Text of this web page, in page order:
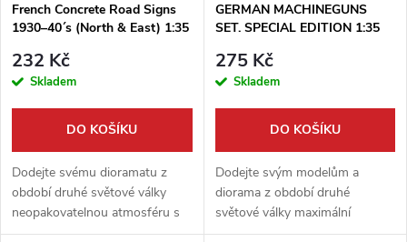
French Concrete Road Signs
1930–40´s (North & East) 1:35
232 Kč
Skladem
DO KOŠÍKU
Dodejte svému dioramatu z
období druhé světové války
neopakovatelnou atmosféru s
touto sadou francouzských
GERMAN MACHINEGUNS
SET. SPECIAL EDITION 1:35
275 Kč
Skladem
DO KOŠÍKU
Dodejte svým modelům a
diorama z období druhé
světové války maximální
autentičnost! Tato speciální